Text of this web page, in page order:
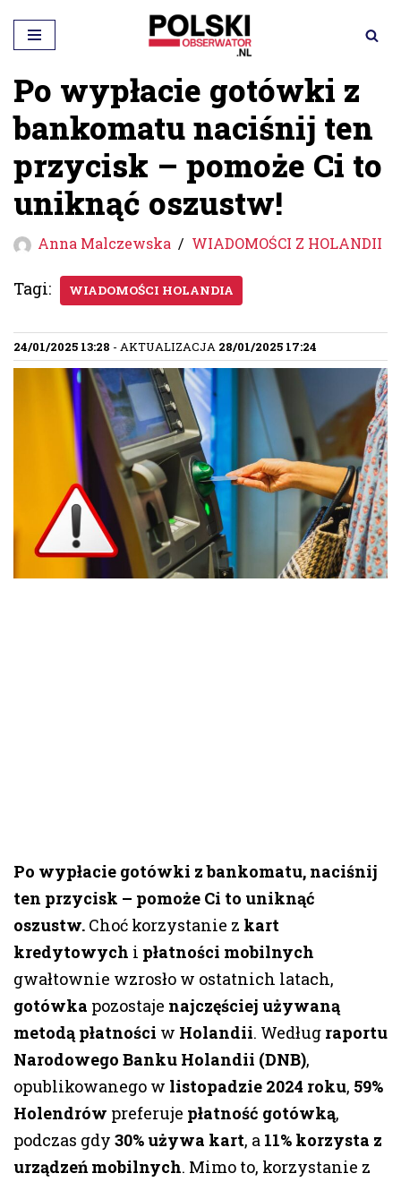
Przejdź
do
treści
Po wypłacie gotówki z
bankomatu naciśnij ten
przycisk – pomoże Ci to
uniknąć oszustw!
Anna Malczewska WIADOMOŚCI Z HOLANDII
Tagi: WIADOMOŚCI HOLANDIA
24/01/2025 13:28 - AKTUALIZACJA 28/01/2025 17:24
Po wypłacie gotówki z bankomatu, naciśnij
ten przycisk – pomoże Ci to uniknąć
oszustw. Choć korzystanie z kart
kredytowych i płatności mobilnych
gwałtownie wzrosło w ostatnich latach,
gotówka pozostaje najczęściej używaną
metodą płatności w Holandii. Według raportu
Narodowego Banku Holandii (DNB),
opublikowanego w listopadzie 2024 roku, 59%
Holendrów preferuje płatność gotówką,
podczas gdy 30% używa kart, a 11% korzysta z
urządzeń mobilnych. Mimo to, korzystanie z